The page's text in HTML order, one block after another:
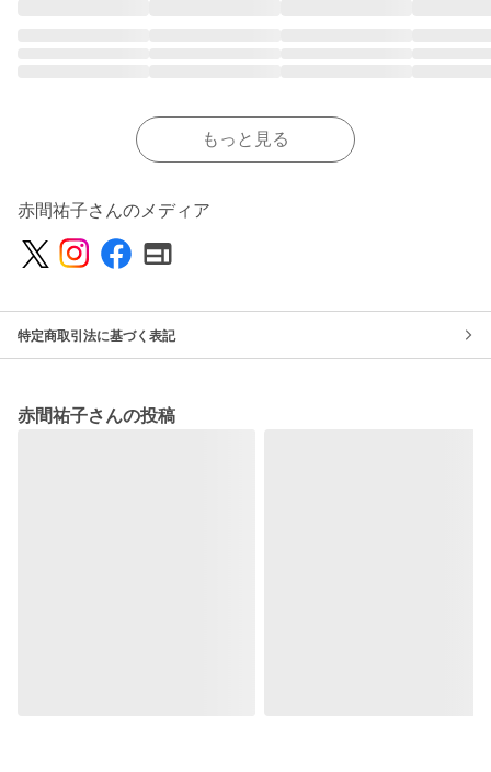
もっと見る
赤間祐子さんのメディア
特定商取引法に基づく表記
赤間祐子さんの投稿